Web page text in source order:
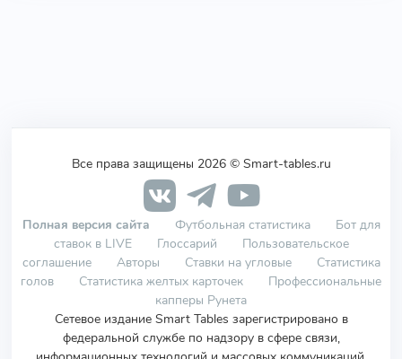
Все права защищены 2026 © Smart-tables.ru
Полная версия сайта Футбольная статистика
Бот для
ставок в LIVE
Глоссарий
Пользовательское
соглашение
Авторы Ставки на угловые
Статистика
голов
Статистика желтых карточек
Профессиональные
капперы Рунета
Сетевое издание Smart Tables зарегистрировано в
федеральной службе по надзору в сфере связи,